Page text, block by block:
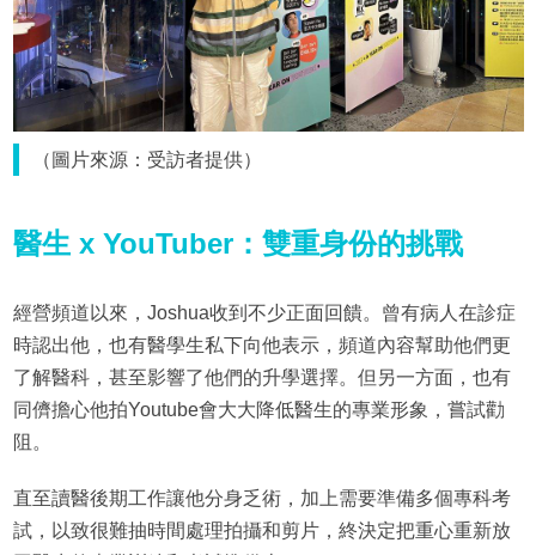
（圖片來源：受訪者提供）
醫生 x YouTuber：雙重身份的挑戰
經營頻道以來，Joshua收到不少正面回饋。曾有病人在診症
時認出他，也有醫學生私下向他表示，頻道內容幫助他們更
了解醫科，甚至影響了他們的升學選擇。但另一方面，也有
同儕擔心他拍Youtube會大大降低醫生的專業形象，嘗試勸
阻。
直至讀醫後期工作讓他分身乏術，加上需要準備多個專科考
試，以致很難抽時間處理拍攝和剪片，終決定把重心重新放